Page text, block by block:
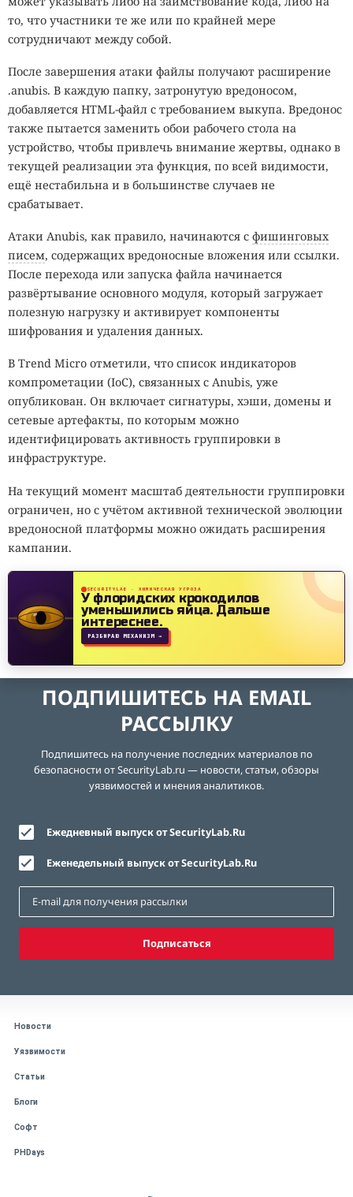
то, что участники те же или по крайней мере
сотрудничают между собой.
После завершения атаки файлы получают расширение
.anubis. В каждую папку, затронутую вредоносом,
добавляется HTML-файл с требованием выкупа. Вредонос
также пытается заменить обои рабочего стола на
устройство, чтобы привлечь внимание жертвы, однако в
текущей реализации эта функция, по всей видимости,
ещё нестабильна и в большинстве случаев не
срабатывает.
Атаки Anubis, как правило, начинаются с фишинговых
писем, содержащих вредоносные вложения или ссылки.
После перехода или запуска файла начинается
развёртывание основного модуля, который загружает
полезную нагрузку и активирует компоненты
шифрования и удаления данных.
В Trend Micro отметили, что список индикаторов
компрометации (IoC), связанных с Anubis, уже
опубликован. Он включает сигнатуры, хэши, домены и
сетевые артефакты, по которым можно
идентифицировать активность группировки в
инфраструктуре.
На текущий момент масштаб деятельности группировки
ограничен, но с учётом активной технической эволюции
вредоносной платформы можно ожидать расширения
кампании.
SECURITYLAB · ХИМИЧЕСКАЯ УГРОЗА
У флоридских крокодилов
уменьшились яйца.Дальше
интереснее.
РАЗБИРАЮ МЕХАНИЗМ →
ПОДПИШИТЕСЬ НА EMAIL
РАССЫЛКУ
Подпишитесь на получение последних материалов по
безопасности от SecurityLab.ru — новости, статьи, обзоры
уязвимостей и мнения аналитиков.
Ежедневный выпуск от SecurityLab.Ru
Еженедельный выпуск от SecurityLab.Ru
Подписаться
Новости
Уязвимости
Статьи
Блоги
Софт
PHDays